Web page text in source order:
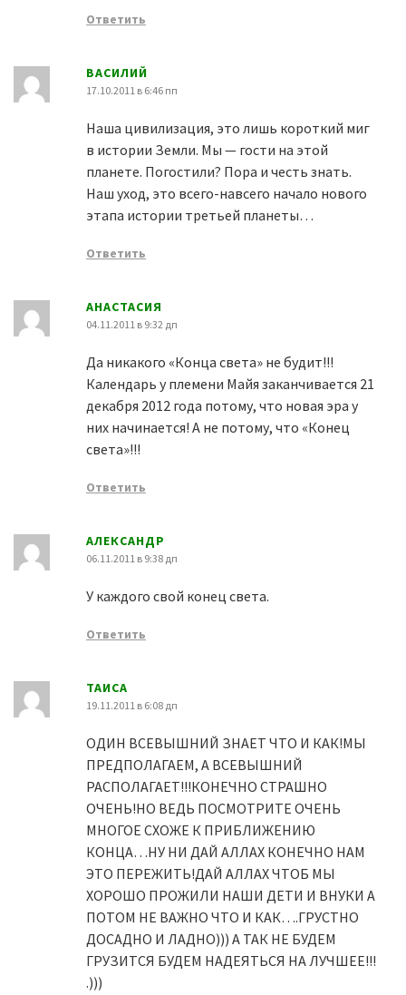
Ответить
ВАСИЛИЙ
17.10.2011 в 6:46 пп
Наша цивилизация, это лишь короткий миг
в истории Земли. Мы — гости на этой
планете. Погостили? Пора и честь знать.
Наш уход, это всего-навсего начало нового
этапа истории третьей планеты…
Ответить
АНАСТАСИЯ
04.11.2011 в 9:32 дп
Да никакого «Конца света» не будит!!!
Календарь у племени Майя заканчивается 21
декабря 2012 года потому, что новая эра у
них начинается! А не потому, что «Конец
света»!!!
Ответить
АЛЕКСАНДР
06.11.2011 в 9:38 дп
У каждого свой конец света.
Ответить
ТАИСА
19.11.2011 в 6:08 дп
ОДИН ВСЕВЫШНИЙ ЗНАЕТ ЧТО И КАК!МЫ
ПРЕДПОЛАГАЕМ, А ВСЕВЫШНИЙ
РАСПОЛАГАЕТ!!!КОНЕЧНО СТРАШНО
ОЧЕНЬ!НО ВЕДЬ ПОСМОТРИТЕ ОЧЕНЬ
МНОГОЕ СХОЖЕ К ПРИБЛИЖЕНИЮ
КОНЦА…НУ НИ ДАЙ АЛЛАХ КОНЕЧНО НАМ
ЭТО ПЕРЕЖИТЬ!ДАЙ АЛЛАХ ЧТОБ МЫ
ХОРОШО ПРОЖИЛИ НАШИ ДЕТИ И ВНУКИ А
ПОТОМ НЕ ВАЖНО ЧТО И КАК….ГРУСТНО
ДОСАДНО И ЛАДНО))) А ТАК НЕ БУДЕМ
ГРУЗИТСЯ БУДЕМ НАДЕЯТЬСЯ НА ЛУЧШЕЕ!!!
.)))